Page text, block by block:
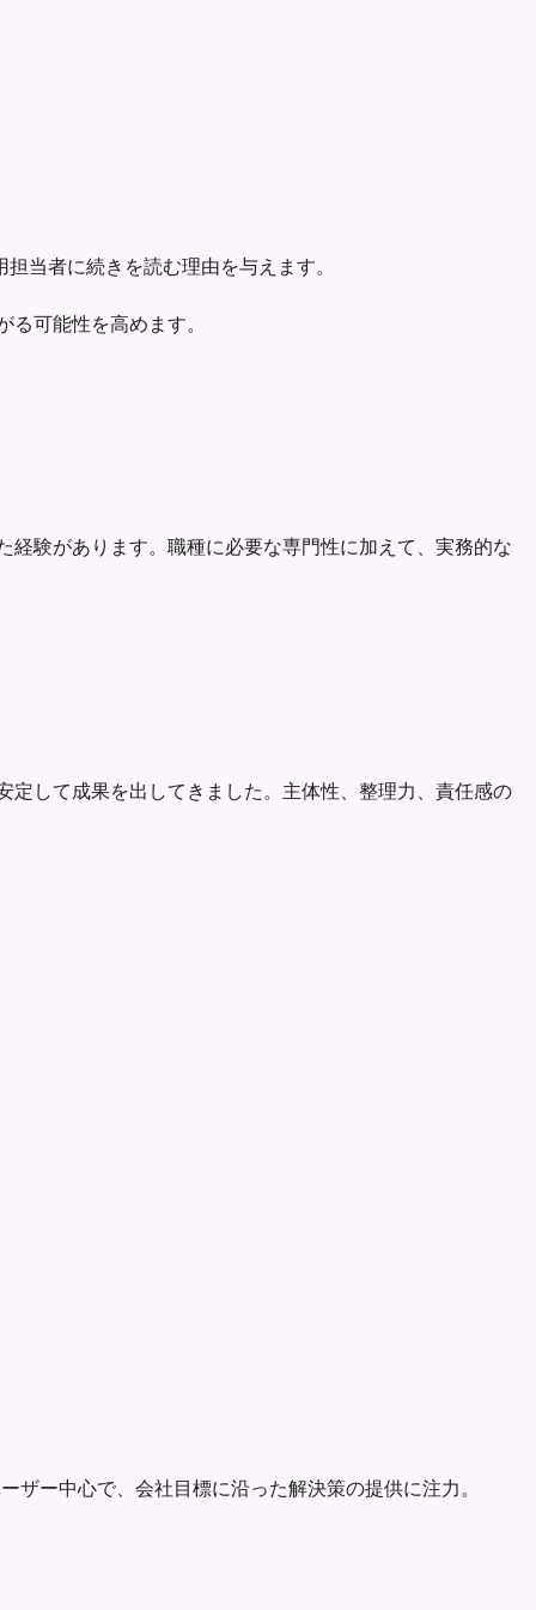
当者に続きを読む理由を与えます。
る可能性を高めます。
経験があります。職種に必要な専門性に加えて、実務的な
定して成果を出してきました。主体性、整理力、責任感の
ザー中心で、会社目標に沿った解決策の提供に注力。